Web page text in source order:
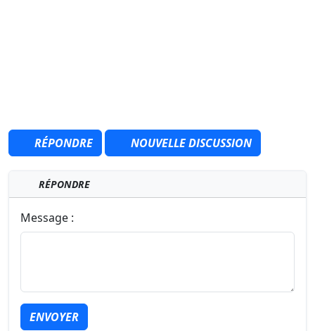
RÉPONDRE NOUVELLE DISCUSSION
RÉPONDRE
Message :
ENVOYER